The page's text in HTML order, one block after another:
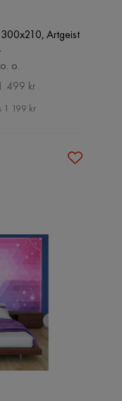
Artgeist
o.
499 kr
1 199 kr